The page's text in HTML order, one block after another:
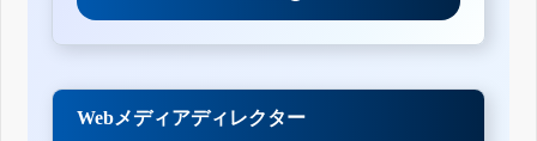
Webメディアディレクター